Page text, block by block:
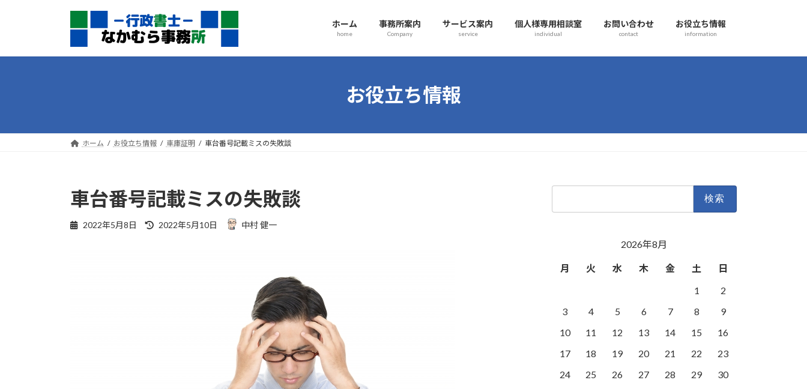
プ
動
ホーム
home
事務所案内
Company
サービス案内
service
個人様専用相談室
individual
お問い合わせ
contact
お役立ち情報
information
お役立ち情報
ホーム お役立ち情報 車庫証明 車台番号記載ミスの失敗談
車台番号記載ミスの失敗談
2022年5月8日
最
2022年5月10日 中村 健一
2026年8月
月 火 水 木 金 土
日
1
2
3
4 5 6 7 8
9
10
11 12 13 14 15
16
17
18 19 20 21 22
23
24
25 26 27 28 29
30